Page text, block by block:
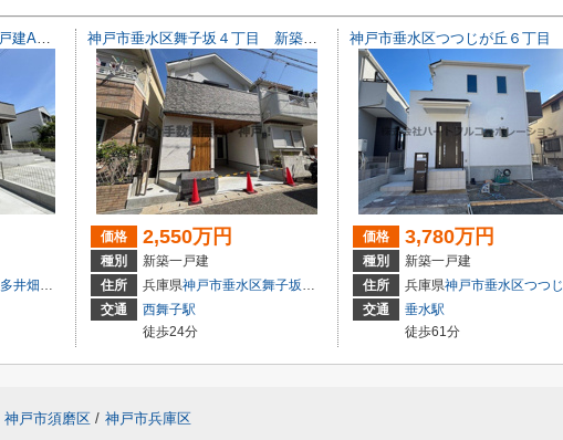
神戸市須磨区多井畑 新築戸建A号棟 仲介手数料無料！
多井畑 字筋替道15-1
神戸市垂水区舞子坂４丁目 新築戸建 仲介手数料無料！
価格 2,550万円
種別
新築一戸建
住所
兵庫県神戸市垂水区舞子坂４丁目6-32
交通
西舞子駅
徒歩24分
価格 3,780万円
種別
新築一戸建
住所
兵庫県神戸市垂水区つつじが丘
交通
垂水駅
徒歩61分
神戸市須磨区 / 神戸市兵庫区